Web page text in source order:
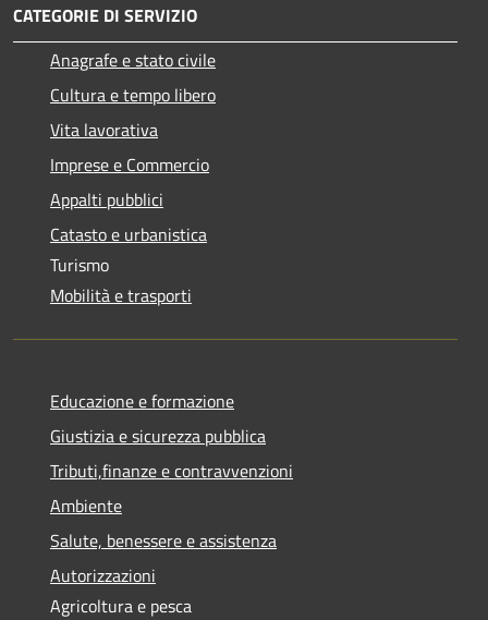
CATEGORIE DI SERVIZIO
Anagrafe e stato civile
Cultura e tempo libero
Vita lavorativa
Imprese e Commercio
Appalti pubblici
Catasto e urbanistica
Turismo
Mobilità e trasporti
Educazione e formazione
Giustizia e sicurezza pubblica
Tributi,finanze e contravvenzioni
Ambiente
Salute, benessere e assistenza
Autorizzazioni
Agricoltura e pesca